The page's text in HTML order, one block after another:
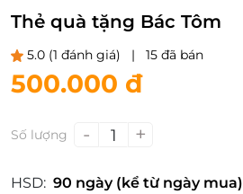
Thẻ quà tặng Bác Tôm
5.0 (1 đánh giá) | 15 đã bán
500.000 đ
Số lượng - 1 +
HSD: 90 ngày (kể từ ngày mua)